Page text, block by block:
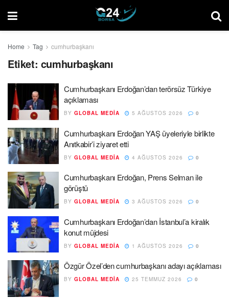
Home Tag cumhurbaşkanı
Etiket: cumhurbaşkanı
Cumhurbaşkanı Erdoğan’dan terörsüz Türkiye
açıklaması
BY GLOBAL MEDIA 5 AĞUSTOS 2026 0
Cumhurbaşkanı Erdoğan YAŞ üyeleriyle birlikte
Anıtkabir’i ziyaret etti
BY GLOBAL MEDIA 4 AĞUSTOS 2026 0
Cumhurbaşkanı Erdoğan, Prens Selman ile
görüştü
BY GLOBAL MEDIA 3 AĞUSTOS 2026 0
Cumhurbaşkanı Erdoğan’dan İstanbul’a kiralık
konut müjdesi
BY GLOBAL MEDIA 1 AĞUSTOS 2026 0
Özgür Özel’den cumhurbaşkanı adayı açıklaması
BY GLOBAL MEDIA 25 TEMMUZ 2026 0